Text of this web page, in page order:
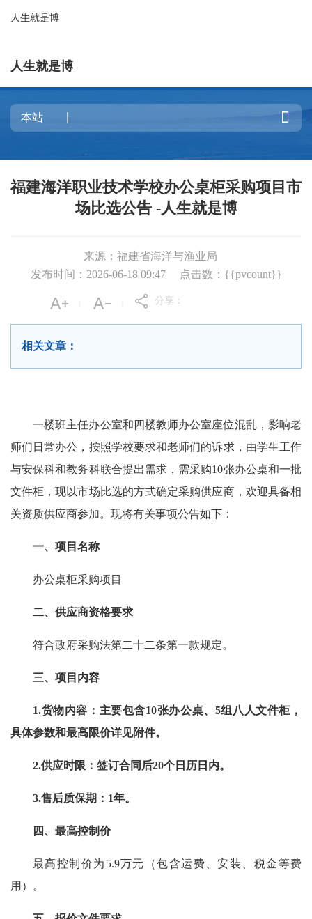
人生就是博
人生就是博

福建海洋职业技术学校办公桌柜采购项目市
场比选公告 -人生就是博
来源：福建省海洋与渔业局
发布时间：2026-06-18 09:47
点击数：{{pvcount}}
分享：
相关文章：
一楼班主任办公室和四楼教师办公室座位混乱，影响老
师们日常办公，按照学校要求和老师们的诉求，由学生工作
与安保科和教务科联合提出需求，需采购10张办公桌和一批
文件柜，现以市场比选的方式确定采购供应商，欢迎具备相
关资质供应商参加。现将有关事项公告如下：
一、项目名称
办公桌柜采购项目
二、供应商资格要求
符合政府采购法第二十二条第一款规定。
三、项目内容
1.货物内容：主要包含10张办公桌、5组八人文件柜，
具体参数和最高限价详见附件。
2.供应时限：签订合同后20个日历日内。
3.售后质保期：1年。
四、最高控制价
最高控制价为5.9万元（包含运费、安装、税金等费
用）。